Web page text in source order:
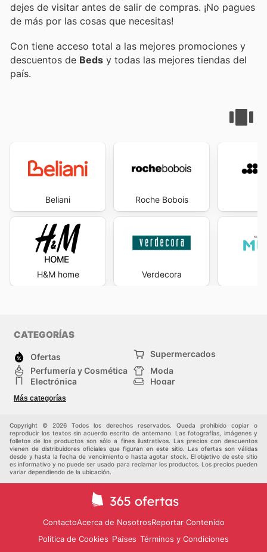
dejes de visitar antes de salir de compras. ¡No pagues
de más por las cosas que necesitas!
Con tiene acceso total a las mejores promociones y
descuentos de Beds y todas las mejores tiendas del
país.
Beliani
H&M home
Roche Bobois
Verdecora
CATEGORÍAS
Ofertas
Supermercados
Perfumería y Cosmética
Moda
Electrónica
Hogar
Deporte
Juguetes y bebés
Más categorías
Copyright © 2026 Todos los derechos reservados. Queda prohibido copiar o
reproducir los textos sin acuerdo escrito de antemano. Las fotografías, imágenes y
folletos de los productos son sólo a fines ilustrativos. Las precios con descuentos
vienen de distribuidores oficiales que figuran en este sitio. Las ofertas son válidas
desde y hasta la fecha de vencimiento o hasta agotar stock. El objetivo de este sitio
es informativo y no puede ser usado para reclamar los productos. Los precios pueden
variar dependiendo de la ubicación.
ContactoAcerca de NosotrosReportar Contenido
Política de Cookies Países Términos y Condiciones